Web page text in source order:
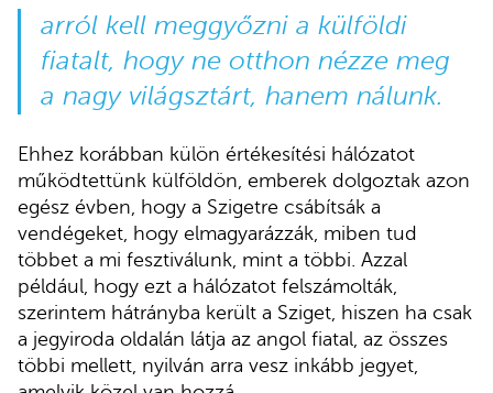
arról kell meggyőzni a külföldi
fiatalt, hogy ne otthon nézze meg
a nagy világsztárt, hanem nálunk.
Ehhez korábban külön értékesítési hálózatot
működtettünk külföldön, emberek dolgoztak azon
egész évben, hogy a Szigetre csábítsák a
vendégeket, hogy elmagyarázzák, miben tud
többet a mi fesztiválunk, mint a többi. Azzal
például, hogy ezt a hálózatot felszámolták,
szerintem hátrányba került a Sziget, hiszen ha csak
a jegyiroda oldalán látja az angol fiatal, az összes
többi mellett, nyilván arra vesz inkább jegyet,